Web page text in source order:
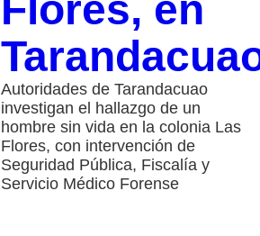
Flores, en
Autoridades de Tarandacuao
investigan el hallazgo de un
hombre sin vida en la colonia Las
Flores, con intervención de
Seguridad Pública, Fiscalía y
Servicio Médico Forense